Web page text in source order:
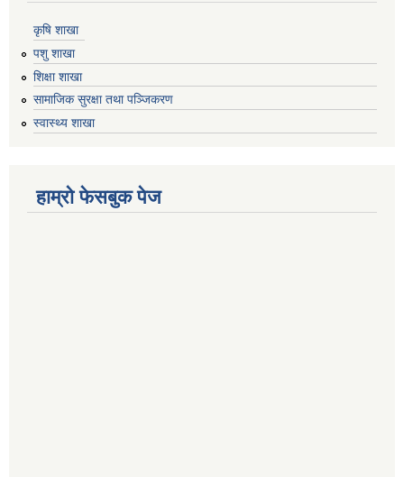
कृषि शाखा
पशु शाखा
शिक्षा शाखा
सामाजिक सुरक्षा तथा पञ्जिकरण
स्वास्थ्य शाखा
हाम्रो फेसबुक पेज